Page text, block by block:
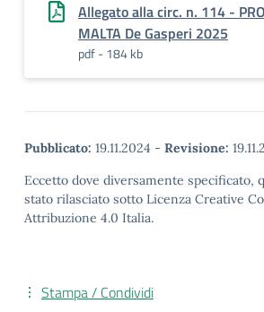
Allegato alla circ. n. 114 -
MALTA De Gasperi 2025
pdf - 184 kb
Pubblicato: 19.11.2024 - Revisione:
Eccetto dove diversamente specificato,
stato rilasciato sotto Licenza Creative
Attribuzione 4.0 Italia.
Stampa / Condividi